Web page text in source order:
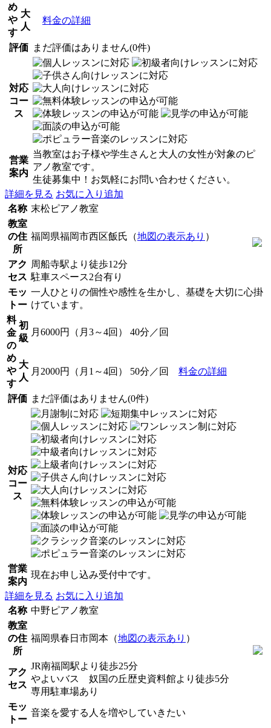
め
や
す
大
人
料金の詳細
評価 まだ評価はありません(0件)
対応
コー
ス
営業
案内
当教室はお子様や学生さんと大人の女性が対象のピ
アノ教室です。
生徒募集中！お気軽にお問い合わせください。
詳細を見る お気に入り追加
名称 末松ピアノ教室
教室
の住
所
福岡県福岡市西区飯氏（地図の表示あり ）
アク
セス
周船寺駅より徒歩12分
駐車スペース2台有り
モッ
トー
一人ひとりの個性や感性を生かし、基礎を大切に心掛
けています。
料
金
の
め
や
す
初
級
月6000円（月3～4回） 40分／回
大
人
月2000円（月1～4回） 50分／回 料金の詳細
評価 まだ評価はありません(0件)
対応
コー
ス
営業
案内
現在お申し込み受付中です。
詳細を見る お気に入り追加
名称 中野ピアノ教室
教室
の住
所
福岡県春日市岡本（地図の表示あり ）
アク
セス
JR南福岡駅より徒歩25分
やよいバス 奴国の丘歴史資料館より徒歩5分
専用駐車場あり
モッ
トー
音楽を愛する人を増やしていきたい